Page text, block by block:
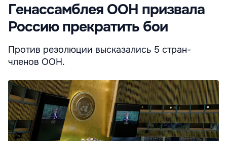
Генассамблея ООН призвала
Россию прекратить бои
Против резолюции высказались 5 стран-
членов ООН.